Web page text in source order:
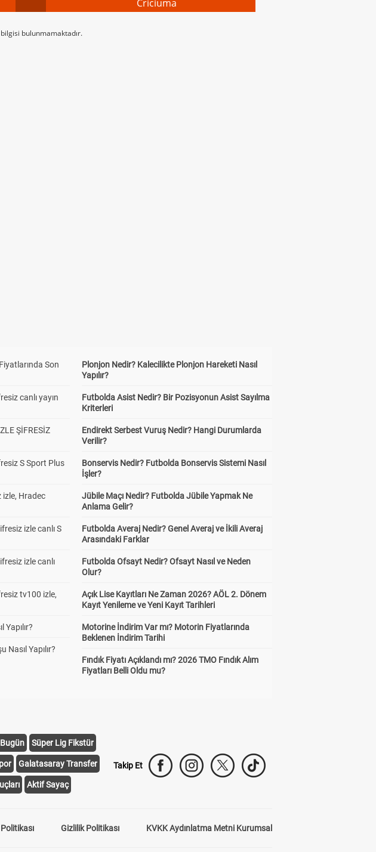
Criciuma
bulunmamaktadır.
Son
canlı yayın
ŞİFRESİZ
S Sport Plus
Hradec
izle canlı S
izle canlı
tv100 izle,
Yapılır?
Plonjon Nedir? Kalecilikte Plonjon Hareketi Nasıl
Yapılır?
Futbolda Asist Nedir? Bir Pozisyonun Asist Sayılma
Kriterleri
Endirekt Serbest Vuruş Nedir? Hangi Durumlarda
Verilir?
Bonservis Nedir? Futbolda Bonservis Sistemi Nasıl
İşler?
Jübile Maçı Nedir? Futbolda Jübile Yapmak Ne
Anlama Gelir?
Futbolda Averaj Nedir? Genel Averaj ve İkili Averaj
Arasındaki Farklar
Futbolda Ofsayt Nedir? Ofsayt Nasıl ve Neden
Olur?
Açık Lise Kayıtları Ne Zaman 2026? AÖL 2. Dönem
Kayıt Yenileme ve Yeni Kayıt Tarihleri
Motorine İndirim Var mı? Motorin Fiyatlarında
Beklenen İndirim Tarihi
Fındık Fiyatı Açıklandı mı? 2026 TMO Fındık Alım
Fiyatları Belli Oldu mu?
Süper Lig Fikstür
Galatasaray Transfer
Aktif Sayaç
Takip Et
Gizlilik Politikası KVKK Aydınlatma Metni Kurumsal